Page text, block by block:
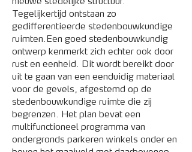
Tegelijkertijd ontstaan zo
gedifferentieerde stedenbouwkundige
ruimten.Een goed stedenbouwkundig
ontwerp kenmerkt zich echter ook door
rust en eenheid. Dit wordt bereikt door
uit te gaan van een eenduidig materiaal
voor de gevels, afgestemd op de
stedenbouwkundige ruimte die zij
begrenzen. Het plan bevat een
multifunctioneel programma van
ondergronds parkeren winkels onder en